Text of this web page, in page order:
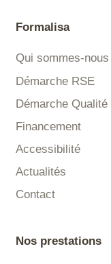
Formalisa
Qui sommes-
Démarche RSE
Démarche Qualité
Financement
Accessibilité
Actualités
Contact
Nos prestations